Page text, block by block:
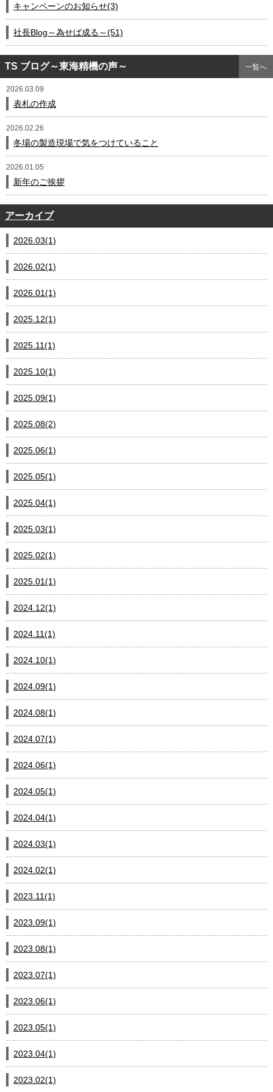
キャンペーンのお知らせ(3)
社長Blog～為せば成る～(51)
TS ブログ～東海精機の声～ 一覧へ
2026.03.09
表札の作成
2026.02.26
冬場の製造現場で気をつけていること
2026.01.05
新年のご挨拶
アーカイブ
2026.03(1)
2026.02(1)
2026.01(1)
2025.12(1)
2025.11(1)
2025.10(1)
2025.09(1)
2025.08(2)
2025.06(1)
2025.05(1)
2025.04(1)
2025.03(1)
2025.02(1)
2025.01(1)
2024.12(1)
2024.11(1)
2024.10(1)
2024.09(1)
2024.08(1)
2024.07(1)
2024.06(1)
2024.05(1)
2024.04(1)
2024.03(1)
2024.02(1)
2023.11(1)
2023.09(1)
2023.08(1)
2023.07(1)
2023.06(1)
2023.05(1)
2023.04(1)
2023.02(1)